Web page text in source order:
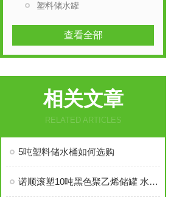
塑料储水罐
查看全部
相关文章
RELATED ARTICLES
5吨塑料储水桶如何选购
诺顺滚塑10吨黑色聚乙烯储罐 水处理储罐